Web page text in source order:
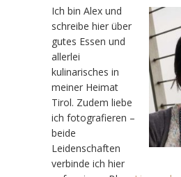
Ich bin Alex und
schreibe hier über
gutes Essen und
allerlei
kulinarisches in
meiner Heimat
Tirol. Zudem liebe
ich fotografieren –
beide
Leidenschaften
verbinde ich hier